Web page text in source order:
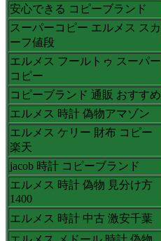
安心できる コピーブランド
スーパーコピー エルメス スカ
ーフ値段
エルメス フールトゥ スーパー
コピー
コピーブランド 通販 おすすめ
エルメス 時計 偽物アマゾン
エルメス ケリー 財布 コピー
楽天
jacob 時計 コピーブランド
エルメス 時計 偽物 見分け方
1400
エルメス 時計 中古 激安千葉